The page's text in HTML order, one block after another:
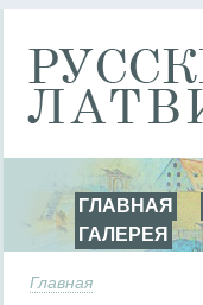
ГЛАВНАЯ
ГАЛЕРЕЯ
Главная